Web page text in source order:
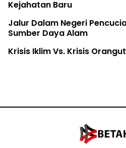
Kejahatan Baru
Jalur Dalam Negeri
Sumber Daya Alam
Krisis Iklim Vs. Krisis